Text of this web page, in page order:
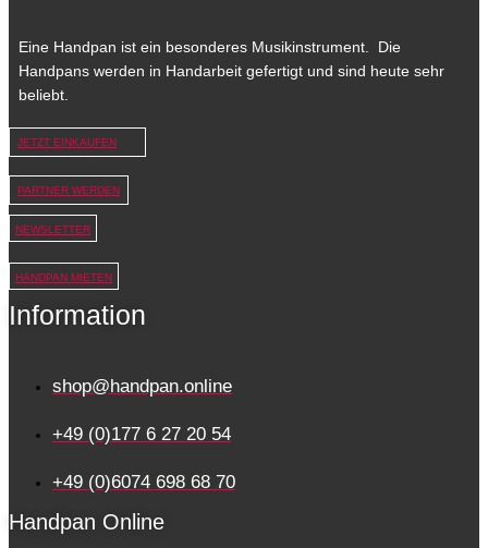
Eine Handpan ist ein besonderes Musikinstrument. Die
Handpans werden in Handarbeit gefertigt und sind heute sehr
beliebt.
JETZT EINKAUFEN
PARTNER WERDEN
NEWSLETTER
HANDPAN MIETEN
Information
shop@handpan.online
+49 (0)177 6 27 20 54
+49 (0)6074 698 68 70
Handpan Online